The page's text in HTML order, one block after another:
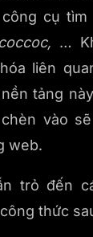
cụ tìm
…
liên
tảng
vào
web.
trỏ đến
thức